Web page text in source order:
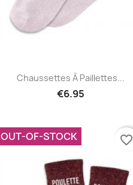
Quick view
Chaussettes À Paillettes...
€6.95
OUT-OF-STOCK favorite_border